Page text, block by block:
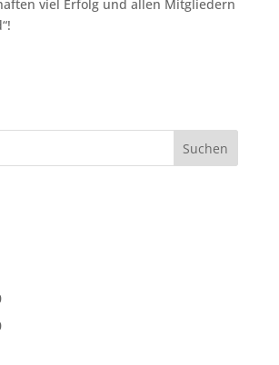
viel Erfolg und allen Mitgliedern